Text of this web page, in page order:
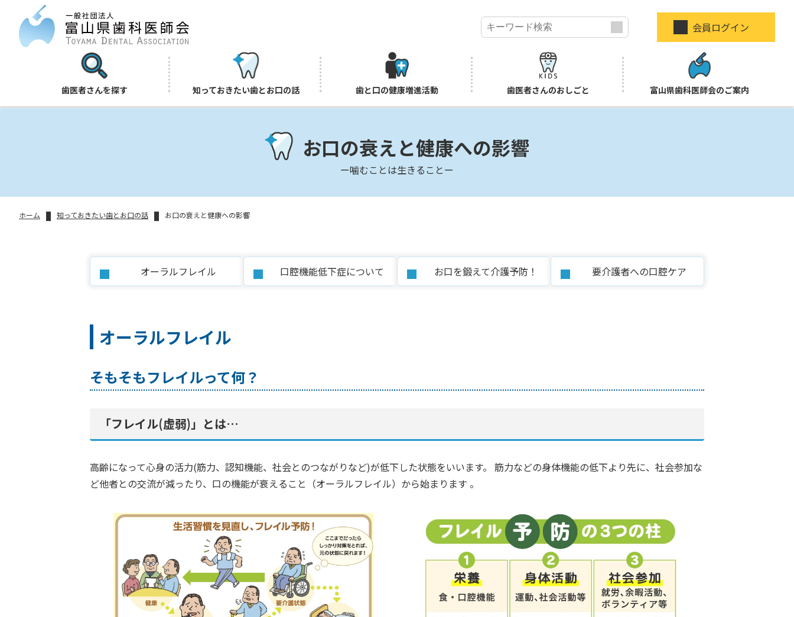
会員ログイン
歯医者さんを探す 知っておきたい歯とお口の話 歯と口の健康増進活動 歯医者さんのおしごと 富山県歯科医師会のご案内
お口の衰えと健康への影響
ー噛むことは生きることー
ホーム 知っておきたい歯とお口の話 お口の衰えと健康への影響
オーラルフレイル 口腔機能低下症について お口を鍛えて介護予防！ 要介護者への口腔ケア
オーラルフレイル
そもそもフレイルって何？
「フレイル(虚弱)」とは…
高齢になって心身の活力(筋力、認知機能、社会とのつながりなど)が低下した状態をいいます。 筋力などの身体機能の低下より先に、社会参加な
ど他者との交流が減ったり、口の機能が衰えること（オーラルフレイル）から始まります 。